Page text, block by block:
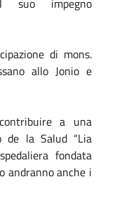
di mons.
allo Jonio e
a una
de la Salud “Lia
fondata
andranno anche i